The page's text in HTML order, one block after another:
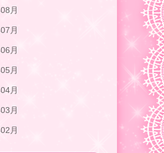
月
月
月
月
月
月
月